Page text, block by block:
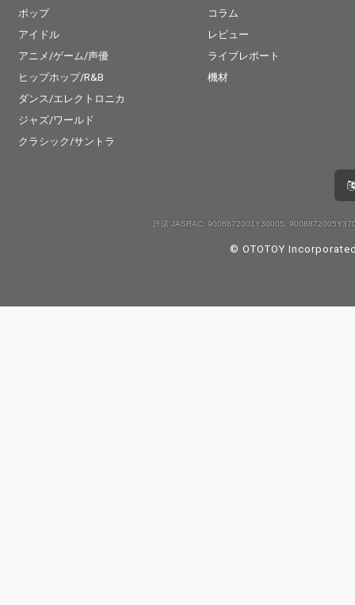
ポップ
アイドル
アニメ/ゲーム/声優
ヒップホップ/R&B
ダンス/エレクトロニカ
ジャズ/ワールド
クラシック/サントラ
コラム
レビュー
ライブレポート
機材
許諾 JASRAC: 9008872001Y30005,
© OTOTOY